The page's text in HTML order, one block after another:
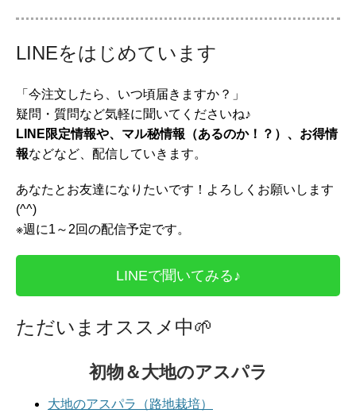
LINEをはじめています
「今注文したら、いつ頃届きますか？」
疑問・質問など気軽に聞いてくださいね♪
LINE限定情報や、マル秘情報（あるのか！？）、お得情
報などなど、配信していきます。
あなたとお友達になりたいです！よろしくお願いします
(^^)
※週に1～2回の配信予定です。
LINEで聞いてみる♪
ただいまオススメ中🌱
初物＆大地のアスパラ
大地のアスパラ（路地栽培）